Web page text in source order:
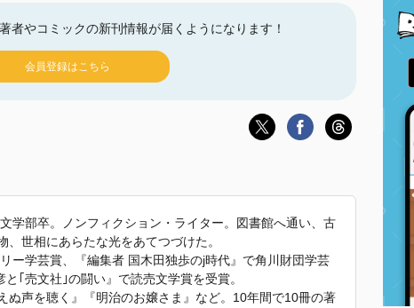
者やコミックの新刊情報が届くようになります！
会員登録はこちら
学部卒。ノンフィクション・ライター。図書館へ通い、古
世相にあらたな光をあてつづけた。
ー学芸賞、『編集者 国木田独歩のj時代』で角川財団学芸
｢売文社｣の闘い』で読売文学賞を受賞。
ぬ声を聴く』『明治のお嬢さま』など。10年間で10冊の著